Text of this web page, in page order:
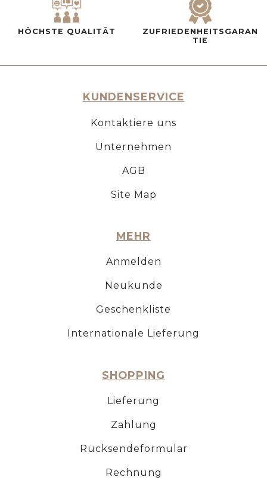
HÖCHSTE QUALITÄT
ZUFRIEDENHEITSGARAN
TIE
KUNDENSERVICE
Kontaktiere uns
Unternehmen
AGB
Site Map
MEHR
Anmelden
Neukunde
Geschenkliste
Internationale Lieferung
SHOPPING
Lieferung
Zahlung
Rücksendeformular
Rechnung